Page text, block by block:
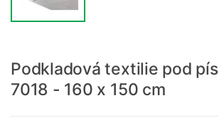
Podkladová textilie pod
7018 - 160 x 150 cm